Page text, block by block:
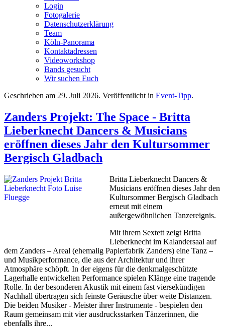
Login
Fotogalerie
Datenschutzerklärung
Team
Köln-Panorama
Kontaktadressen
Videoworkshop
Bands gesucht
Wir suchen Euch
Geschrieben am 29. Juli 2026. Veröffentlicht in Event-Tipp.
Zanders Projekt: The Space - Britta
Lieberknecht Dancers & Musicians
eröffnen dieses Jahr den Kultursommer
Bergisch Gladbach
Britta Lieberknecht Dancers &
Musicians eröffnen dieses Jahr den
Kultursommer Bergisch Gladbach
erneut mit einem
außergewöhnlichen Tanzereignis.
Mit ihrem Sextett zeigt Britta
Lieberknecht im Kalandersaal auf
dem Zanders – Areal (ehemalig Papierfabrik Zanders) eine Tanz –
und Musikperformance, die aus der Architektur und ihrer
Atmosphäre schöpft. In der eigens für die denkmalgeschützte
Lagerhalle entwickelten Performance spielen Klänge eine tragende
Rolle. In der besonderen Akustik mit einem fast viersekündigen
Nachhall übertragen sich feinste Geräusche über weite Distanzen.
Die beiden Musiker - Meister ihrer Instrumente - bespielen den
Raum gemeinsam mit vier ausdrucksstarken Tänzerinnen, die
ebenfalls ihre...